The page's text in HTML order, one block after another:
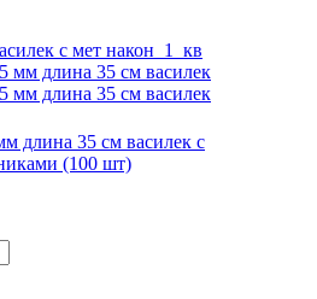
длина 35 см василек с
(100 шт)